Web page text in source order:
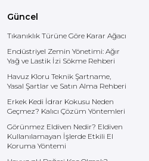
Güncel
Tıkanıklık Türüne Göre Karar Ağacı
Endüstriyel Zemin Yönetimi: Ağır
Yağ ve Lastik İzi Sökme Rehberi
Havuz Kloru Teknik Şartname,
Yasal Şartlar ve Satın Alma Rehberi
Erkek Kedi İdrar Kokusu Neden
Geçmez? Kalıcı Çözüm Yöntemleri
Görünmez Eldiven Nedir? Eldiven
Kullanılamayan İşlerde Etkili El
Koruma Yöntemi